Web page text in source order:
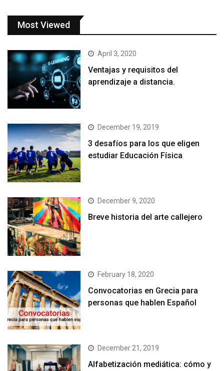
Most Viewed
April 3, 2020
Ventajas y requisitos del
aprendizaje a distancia.
December 19, 2019
3 desafíos para los que eligen
estudiar Educación Física
December 9, 2020
Breve historia del arte callejero
February 18, 2020
Convocatorias en Grecia para
personas que hablen Español
December 21, 2019
Alfabetización mediática: cómo y